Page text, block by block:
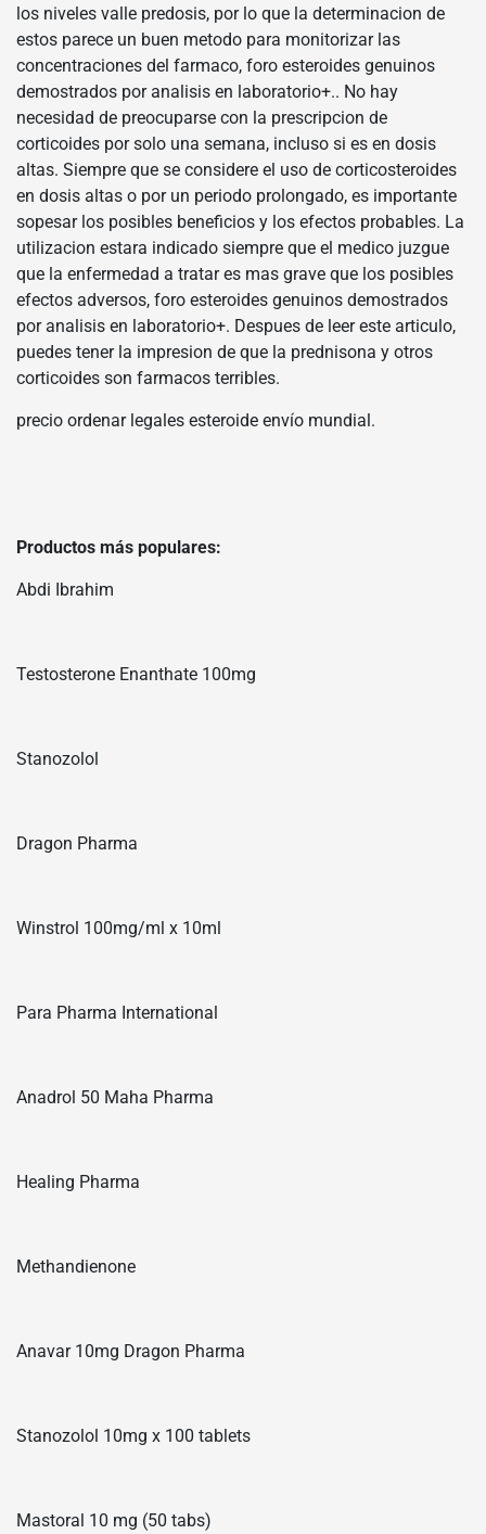
los niveles valle predosis, por lo que la determinacion de
estos parece un buen metodo para monitorizar las
concentraciones del farmaco, foro esteroides genuinos
demostrados por analisis en laboratorio+.. No hay
necesidad de preocuparse con la prescripcion de
corticoides por solo una semana, incluso si es en dosis
altas. Siempre que se considere el uso de corticosteroides
en dosis altas o por un periodo prolongado, es importante
sopesar los posibles beneficios y los efectos probables. La
utilizacion estara indicado siempre que el medico juzgue
que la enfermedad a tratar es mas grave que los posibles
efectos adversos, foro esteroides genuinos demostrados
por analisis en laboratorio+. Despues de leer este articulo,
puedes tener la impresion de que la prednisona y otros
corticoides son farmacos terribles.
precio ordenar legales esteroide envío mundial.
Productos más populares:
Abdi Ibrahim
Testosterone Enanthate 100mg
Stanozolol
Dragon Pharma
Winstrol 100mg/ml x 10ml
Para Pharma International
Anadrol 50 Maha Pharma
Healing Pharma
Methandienone
Anavar 10mg Dragon Pharma
Stanozolol 10mg x 100 tablets
Mastoral 10 mg (50 tabs)